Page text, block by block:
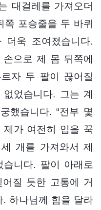
대걸레를 가져오더
쪽 포승줄을 두 바퀴
더욱 조여졌습니다.
으로 제 몸 뒤쪽에
자 두 팔이 끊어질
었습니다. 그는 계
했습니다. “전부 몇
제가 여전히 입을 꾹
개를 가져와서 제
니다. 팔이 아래로
질 듯한 고통에 거
. 하나님께 힘을 달라